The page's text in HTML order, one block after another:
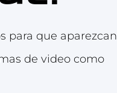
para que aparezcan
de video como